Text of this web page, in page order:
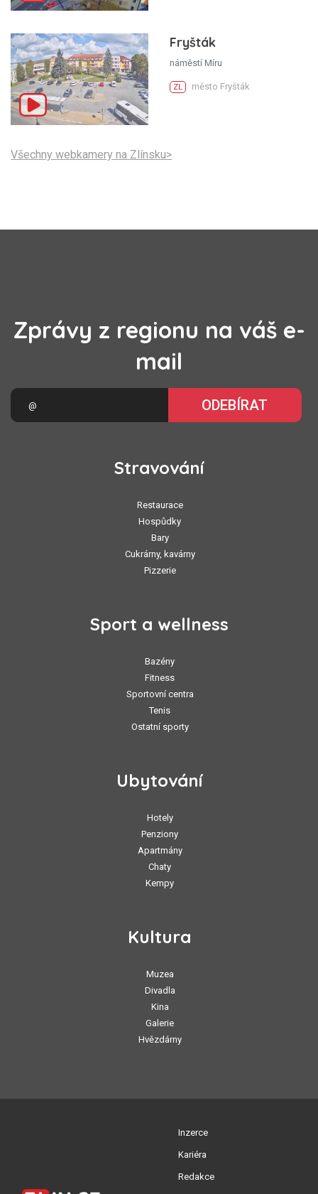
Fryšták
náměstí Míru
ZL město Fryšták
Všechny webkamery na Zlínsku>
Zprávy z regionu na váš e-
mail
ODEBÍRAT
Stravování
Restaurace
Hospůdky
Bary
Cukrárny, kavárny
Pizzerie
Sport a wellness
Bazény
Fitness
Sportovní centra
Tenis
Ostatní sporty
Ubytování
Hotely
Penziony
Apartmány
Chaty
Kempy
Kultura
Muzea
Divadla
Kina
Galerie
Hvězdárny
Inzerce
Kariéra
Redakce